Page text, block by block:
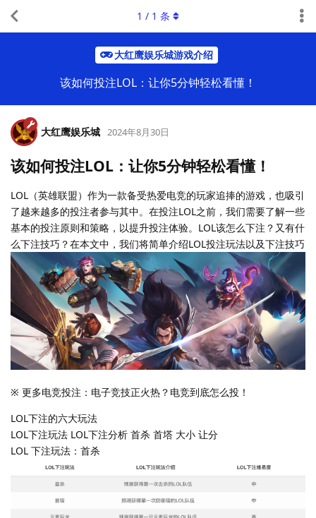
大红鹰娱乐城游戏介绍
该如何投注LOL：让你5分钟轻松看懂！
1 / 1 条
大红鹰娱乐城 2024年8月30日
该如何投注LOL：让你5分钟轻松看懂！
LOL（英雄联盟）作为一款备受热爱电竞的玩家追捧的游戏，也吸引
了越来越多的投注者参与其中。在投注LOL之前，我们需要了解一些
基本的投注原则和策略，以提升投注体验。LOL该怎么下注？又有什
么下注技巧？在本文中，我们将简单介绍LOL投注玩法以及下注技巧
※ 更多电竞投注：电子竞技正火热？电竞到底怎么投！
LOL下注的六大玩法
LOL下注玩法 LOL下注分析 首杀 首塔 大小 让分
LOL 下注玩法：首杀